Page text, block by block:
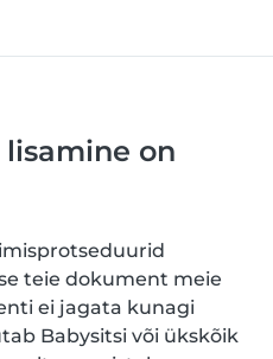
on
teie dokument meie
ei jagata kunagi
Babysitsi või ükskõik